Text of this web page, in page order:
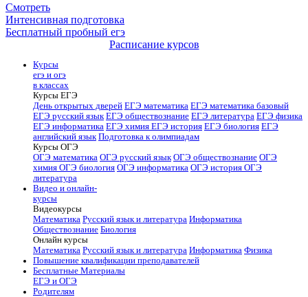
Смотреть
Интенсивная подготовка
Бесплатный пробный егэ
Расписание курсов
Курсы
егэ и огэ
в классах
Курсы ЕГЭ
День открытых дверей ЕГЭ математика ЕГЭ математика базовый
ЕГЭ русский язык ЕГЭ обществознание ЕГЭ литература ЕГЭ физика
ЕГЭ информатика ЕГЭ химия ЕГЭ история ЕГЭ биология ЕГЭ
английский язык Подготовка к олимпиадам
Курсы ОГЭ
ОГЭ математика ОГЭ русский язык ОГЭ обществознание ОГЭ
химия ОГЭ биология ОГЭ информатика ОГЭ история ОГЭ
литература
Видео и онлайн-
курсы
Видеокурсы
Математика Русский язык и литература Информатика
Обществознание Биология
Онлайн курсы
Математика Русский язык и литература Информатика Физика
Повышение квалификации преподавателей
Бесплатные Материалы
ЕГЭ и ОГЭ
Родителям